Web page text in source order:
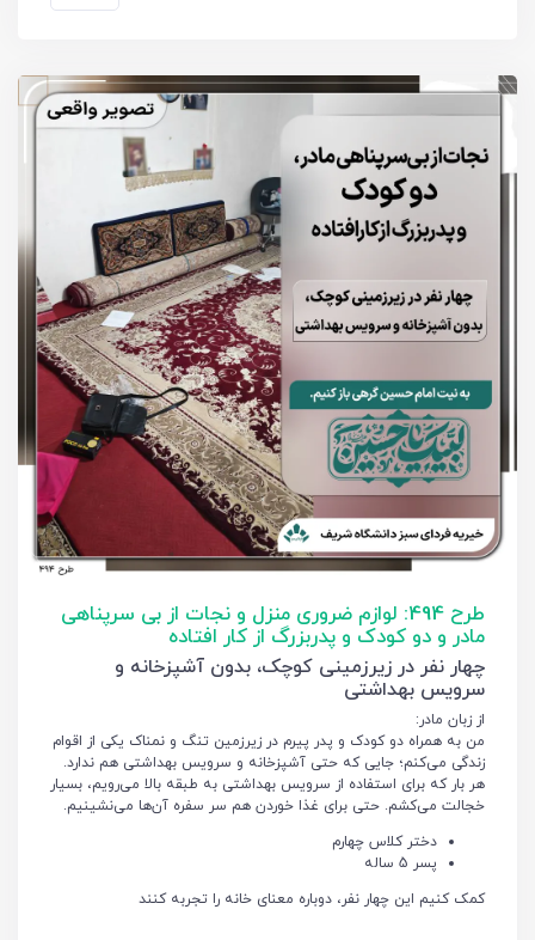
طرح 494: لوازم ضروری منزل و نجات از بی سرپناهی
مادر و دو کودک و پدربزرگ از کار افتاده
چهار نفر در زیرزمینی کوچک، بدون آشپزخانه و
سرویس بهداشتی
از زبان مادر:
من به همراه دو کودک و پدر پیرم در زیرزمین تنگ و نمناک یکی از اقوام
زندگی می‌کنم؛ جایی که حتی آشپزخانه و سرویس بهداشتی هم ندارد.
هر بار که برای استفاده از سرویس بهداشتی به طبقه بالا می‌رویم، بسیار
خجالت می‌کشم. حتی برای غذا خوردن هم سر سفره آن‌ها می‌نشینیم.
دختر کلاس چهارم
پسر 5 ساله
کمک کنیم این چهار نفر، دوباره معنای خانه را تجربه کنند